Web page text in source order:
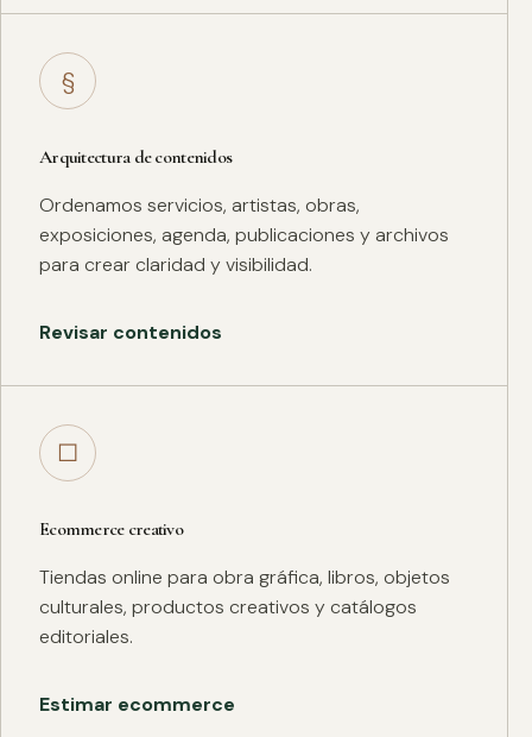
§
Arquitectura de contenidos
Ordenamos servicios, artistas, obras,
exposiciones, agenda, publicaciones y archivos
para crear claridad y visibilidad.
Revisar contenidos
□
Ecommerce creativo
Tiendas online para obra gráfica, libros, objetos
culturales, productos creativos y catálogos
editoriales.
Estimar ecommerce